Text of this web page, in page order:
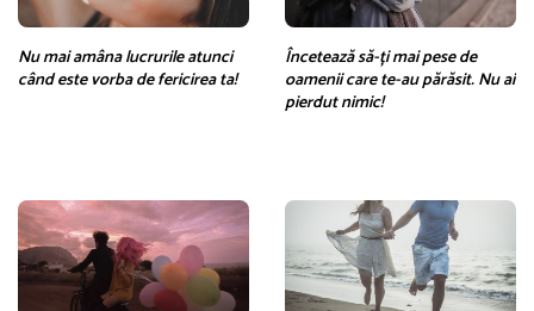
Nu mai amâna lucrurile atunci
când este vorba de fericirea ta!
Încetează să-ți mai pese de
oamenii care te-au părăsit. Nu ai
pierdut nimic!